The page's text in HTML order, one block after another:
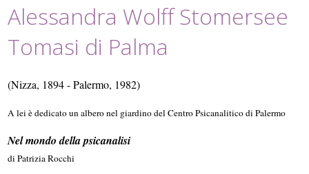
Alessandra Wolff Stomersee
Tomasi di Palma
(Nizza, 1894 - Palermo, 1982)
A lei è dedicato un albero nel giardino del Centro Psicanalitico di Palermo
Nel mondo della psicanalisi
di Patrizia Rocchi